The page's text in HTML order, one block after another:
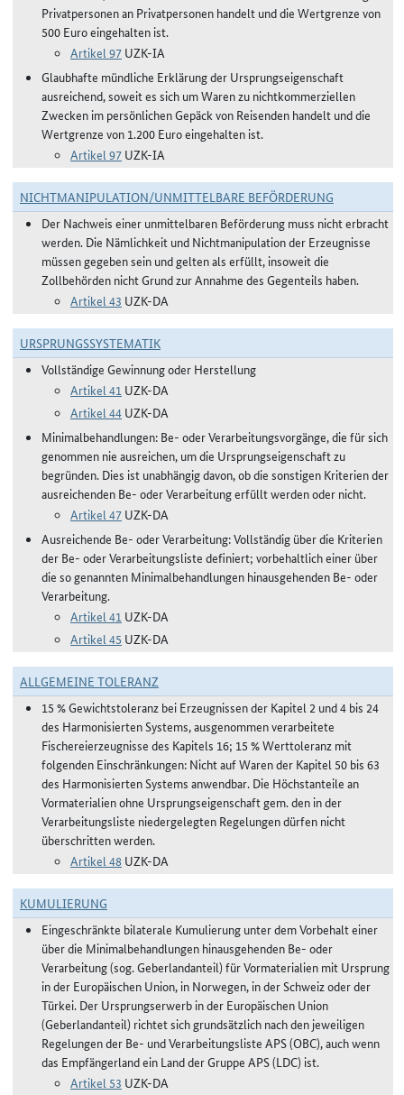
Privatpersonen an Privatpersonen handelt und die Wertgrenze von
500 Euro eingehalten ist.
Artikel 97 UZK-IA
Glaubhafte mündliche Erklärung der Ursprungseigenschaft
ausreichend, soweit es sich um Waren zu nichtkommerziellen
Zwecken im persönlichen Gepäck von Reisenden handelt und die
Wertgrenze von 1.200 Euro eingehalten ist.
Artikel 97 UZK-IA
NICHTMANIPULATION/UNMITTELBARE BEFÖRDERUNG
Der Nachweis einer unmittelbaren Beförderung muss nicht erbracht
werden. Die Nämlichkeit und Nichtmanipulation der Erzeugnisse
müssen gegeben sein und gelten als erfüllt, insoweit die
Zollbehörden nicht Grund zur Annahme des Gegenteils haben.
Artikel 43 UZK-DA
URSPRUNGSSYSTEMATIK
Vollständige Gewinnung oder Herstellung
Artikel 41 UZK-DA
Artikel 44 UZK-DA
Minimalbehandlungen: Be- oder Verarbeitungsvorgänge, die für sich
genommen nie ausreichen, um die Ursprungseigenschaft zu
begründen. Dies ist unabhängig davon, ob die sonstigen Kriterien der
ausreichenden Be- oder Verarbeitung erfüllt werden oder nicht.
Artikel 47 UZK-DA
Ausreichende Be- oder Verarbeitung: Vollständig über die Kriterien
der Be- oder Verarbeitungsliste definiert; vorbehaltlich einer über
die so genannten Minimalbehandlungen hinausgehenden Be- oder
Verarbeitung.
Artikel 41 UZK-DA
Artikel 45 UZK-DA
ALLGEMEINE TOLERANZ
15 % Gewichtstoleranz bei Erzeugnissen der Kapitel 2 und 4 bis 24
des Harmonisierten Systems, ausgenommen verarbeitete
Fischereierzeugnisse des Kapitels 16; 15 % Werttoleranz mit
folgenden Einschränkungen: Nicht auf Waren der Kapitel 50 bis 63
des Harmonisierten Systems anwendbar. Die Höchstanteile an
Vormaterialien ohne Ursprungseigenschaft gem. den in der
Verarbeitungsliste niedergelegten Regelungen dürfen nicht
überschritten werden.
Artikel 48 UZK-DA
KUMULIERUNG
Eingeschränkte bilaterale Kumulierung unter dem Vorbehalt einer
über die Minimalbehandlungen hinausgehenden Be- oder
Verarbeitung (sog. Geberlandanteil) für Vormaterialien mit Ursprung
in der Europäischen Union, in Norwegen, in der Schweiz oder der
Türkei. Der Ursprungserwerb in der Europäischen Union
(Geberlandanteil) richtet sich grundsätzlich nach den jeweiligen
Regelungen der Be- und Verarbeitungsliste APS (OBC), auch wenn
das Empfängerland ein Land der Gruppe APS (LDC) ist.
Artikel 53 UZK-DA